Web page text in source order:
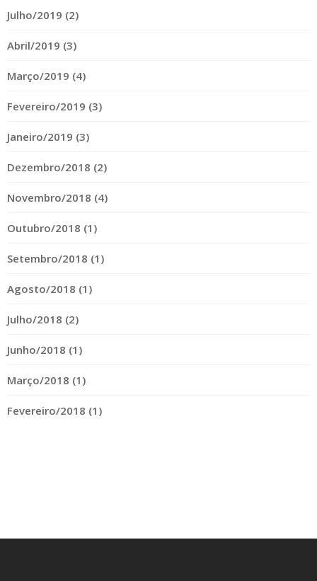
Julho/2019 (2)
Abril/2019 (3)
Março/2019 (4)
Fevereiro/2019 (3)
Janeiro/2019 (3)
Dezembro/2018 (2)
Novembro/2018 (4)
Outubro/2018 (1)
Setembro/2018 (1)
Agosto/2018 (1)
Julho/2018 (2)
Junho/2018 (1)
Março/2018 (1)
Fevereiro/2018 (1)